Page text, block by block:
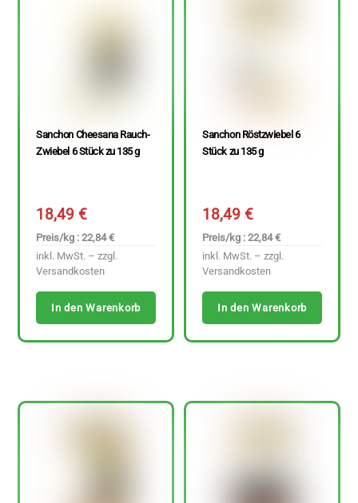
Sanchon Cheesana Rauch-
Zwiebel 6 Stück zu 135 g
18,49€
Preis/kg : 22,84 €
inkl. MwSt. – zzgl.
Versandkosten
In den Warenkorb
Sanchon Röstzwiebel 6
Stück zu 135 g
18,49€
Preis/kg : 22,84 €
inkl. MwSt. – zzgl.
Versandkosten
In den Warenkorb